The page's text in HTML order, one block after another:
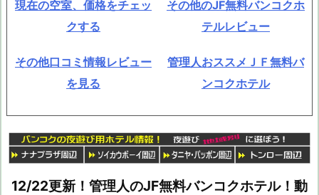
現在の空室、価格をチェッ
クする
その他のJF無料バンコクホ
テルレビュー
その他口コミ情報レビュー
を見る
管理人おススメＪＦ無料バ
ンコクホテル
12/22更新！管理人のJF無料バンコクホテル！動